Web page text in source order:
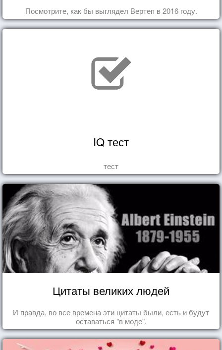
Посмотрите, как бы выглядел Вертеп в 2016 году.
IQ тест
тест
Цитаты великих людей
И правда, во все времена эти цитаты были, есть и будут
оставаться "в моде".